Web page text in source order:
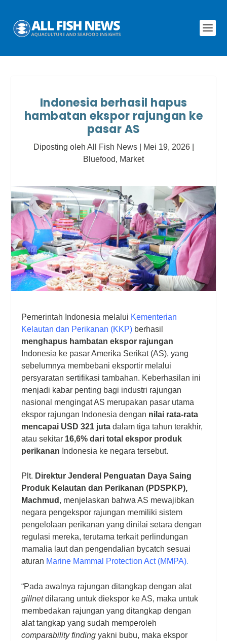
Indonesia berhasil hapus
hambatan ekspor rajungan ke
pasar AS
Diposting oleh All Fish News| Mei 19, 2026|
Bluefood, Market
Pemerintah Indonesia melalui Kementerian
Kelautan dan Perikanan (KKP) berhasil
menghapus hambatan ekspor rajungan
Indonesia ke pasar Amerika Serikat (AS), yang
sebelumnya membebani eksportir melalui
persyaratan sertifikasi tambahan. Keberhasilan ini
menjadi kabar penting bagi industri rajungan
nasional mengingat AS merupakan pasar utama
ekspor rajungan Indonesia dengan nilai rata-rata
mencapai USD 321 juta dalam tiga tahun terakhir,
atau sekitar 16,6% dari total ekspor produk
perikanan Indonesia ke negara tersebut.
Plt. Direktur Jenderal Penguatan Daya Saing
Produk Kelautan dan Perikanan (PDSPKP),
Machmud , menjelaskan bahwa AS mewajibkan
negara pengekspor rajungan memiliki sistem
pengelolaan perikanan yang dinilai setara dengan
regulasi mereka, terutama terkait perlindungan
mamalia laut dan pengendalian bycatch sesuai
aturan Marine Mammal Protection Act (MMPA).
“Pada awalnya rajungan ditangkap dengan alat
gillnetdilarang untuk diekspor ke AS, maka untuk
membedakan rajungan yang ditangkap dengan
alat tangkap yang sudah memperoleh
comparability finding yakni bubu, maka ekspor